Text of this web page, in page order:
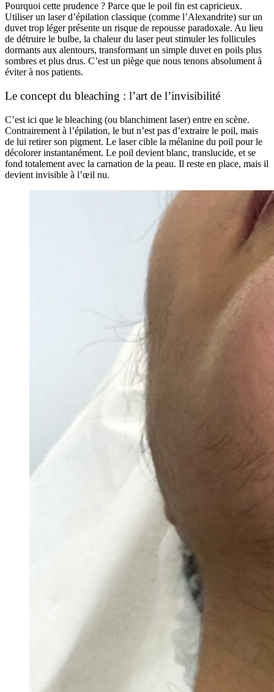
Pourquoi cette prudence ? Parce que le poil fin est capricieux.
Utiliser un laser d’épilation classique (comme l’Alexandrite) sur un
duvet trop léger présente un risque de repousse paradoxale. Au lieu
de détruire le bulbe, la chaleur du laser peut stimuler les follicules
dormants aux alentours, transformant un simple duvet en poils plus
sombres et plus drus. C’est un piège que nous tenons absolument à
éviter à nos patients.
Le concept du bleaching : l’art de l’invisibilité
C’est ici que le bleaching (ou blanchiment laser) entre en scène.
Contrairement à l’épilation, le but n’est pas d’extraire le poil, mais
de lui retirer son pigment. Le laser cible la mélanine du poil pour le
décolorer instantanément. Le poil devient blanc, translucide, et se
fond totalement avec la carnation de la peau. Il reste en place, mais il
devient invisible à l’œil nu.